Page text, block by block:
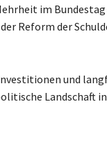
im
Reform der
und
Landschaft